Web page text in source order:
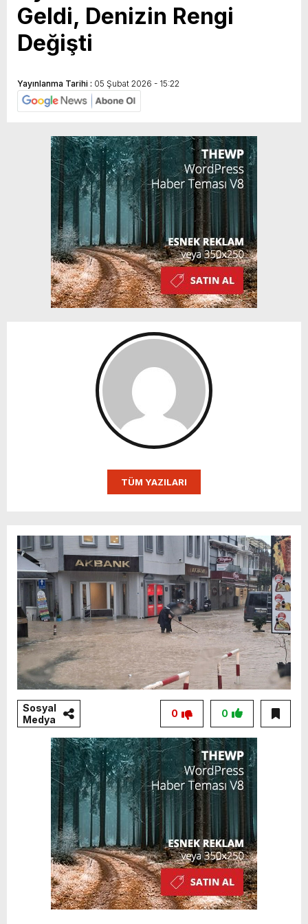
Geldi, Denizin Rengi
Değişti
Yayınlanma Tarihi : 05 Şubat 2026 - 15:22
TÜM YAZILARI
Sosyal
Medya
0
0